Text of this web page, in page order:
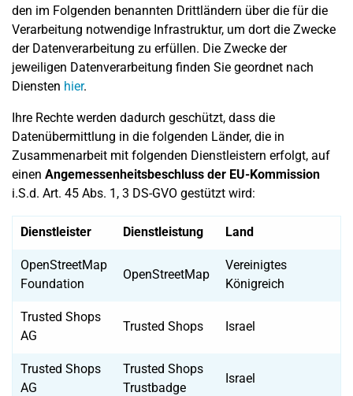
den im Folgenden benannten Drittländern über die für die
Verarbeitung notwendige Infrastruktur, um dort die Zwecke
der Datenverarbeitung zu erfüllen. Die Zwecke der
jeweiligen Datenverarbeitung finden Sie geordnet nach
Diensten hier.
Ihre Rechte werden dadurch geschützt, dass die
Datenübermittlung in die folgenden Länder, die in
Zusammenarbeit mit folgenden Dienstleistern erfolgt, auf
einen Angemessenheitsbeschluss der EU-Kommission
i.S.d. Art. 45 Abs. 1, 3 DS-GVO gestützt wird:
Dienstleister Dienstleistung Land
OpenStreetMap
Foundation
OpenStreetMap
Vereinigtes
Königreich
Trusted Shops
AG
Trusted Shops Israel
Trusted Shops
AG
Trusted Shops
Trustbadge
Israel